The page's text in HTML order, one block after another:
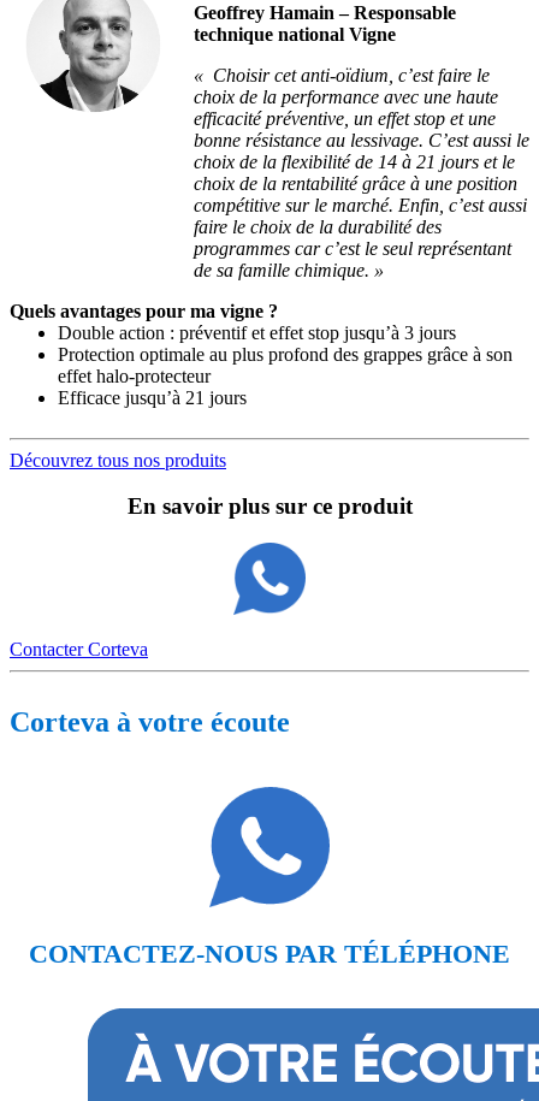
Geoffrey Hamain – Responsable
technique national Vigne
« Choisir cet anti-oïdium, c’est faire le
choix de la performance avec une haute
efficacité préventive, un effet stop et une
bonne résistance au lessivage. C’est aussi le
choix de la flexibilité de 14 à 21 jours et le
choix de la rentabilité grâce à une position
compétitive sur le marché. Enfin, c’est aussi
faire le choix de la durabilité des
programmes car c’est le seul représentant
de sa famille chimique. »
Quels avantages pour ma vigne ?
Double action : préventif et effet stop jusqu’à 3 jours
Protection optimale au plus profond des grappes grâce à son
effet halo-protecteur
Efficace jusqu’à 21 jours
Découvrez tous nos produits
En savoir plus sur ce produit
Contacter Corteva
Corteva à votre écoute
CONTACTEZ-NOUS PAR TÉLÉPHONE